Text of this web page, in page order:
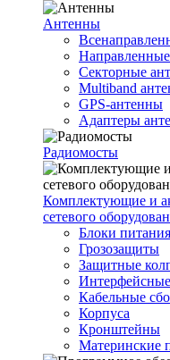
Антенны
Секторные
Multiband
GPS-антенны
Адаптеры
Радиомосты
Комплектующие и
сетевого
Блоки
Грозозащиты
Защитные
Кабельные
Корпуса
Кронштейны
Материнские